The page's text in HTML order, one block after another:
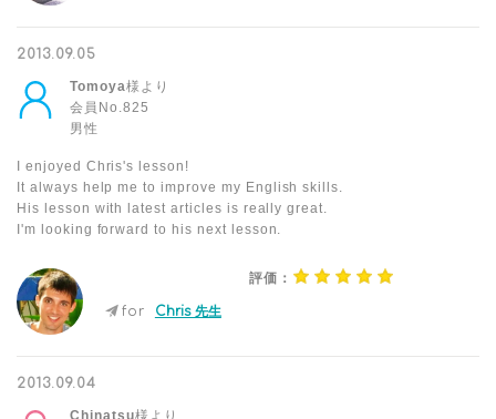
2013.09.05
Tomoya様より
会員No.825
男性
I enjoyed Chris's lesson!
It always help me to improve my English skills.
His lesson with latest articles is really great.
I'm looking forward to his next lesson.
評価：
for Chris 先生
2013.09.04
Chinatsu様より